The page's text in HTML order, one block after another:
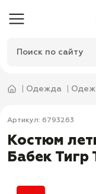
Одежда
Артикул: 6793263
Костюм
Бабек Тигр